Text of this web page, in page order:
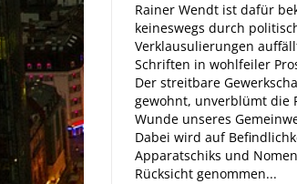
Rainer Wendt ist dafür
keineswegs durch
Verklausulierungen
Schriften in wohlfeiler
Der streitbare
gewohnt, unverblümt die
Wunde unseres
Dabei wird auf
Apparatschiks und
Rücksicht genommen...